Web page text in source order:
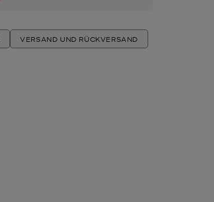
VERSAND UND RÜCKVERSAND